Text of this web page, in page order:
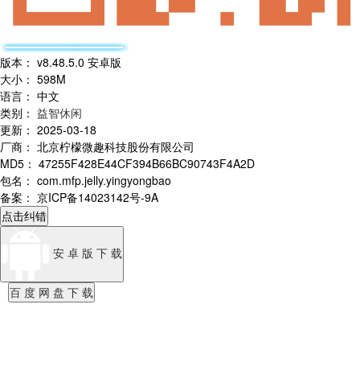
版本 ： v8.48.5.0 安卓版
大小 ： 598M
语言 ： 中文
类别 ： 益智休闲
更新 ： 2025-03-18
厂商 ： 北京柠檬微趣科技股份有限公司
MD5 ： 47255F428E44CF394B66BC90743F4A2D
包名 ： com.mfp.jelly.yingyongbao
备案 ： 京ICP备14023142号-9A
点击纠错
安 卓 版 下 载
百 度 网 盘 下 载